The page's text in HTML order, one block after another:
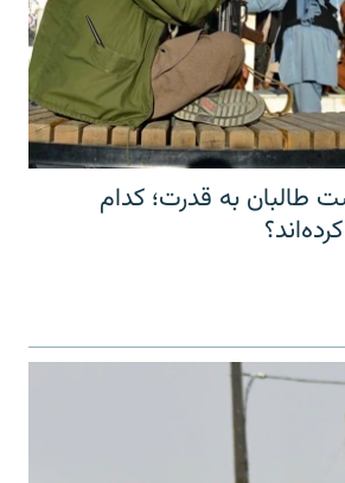
طالبان به قدرت؛ کدام